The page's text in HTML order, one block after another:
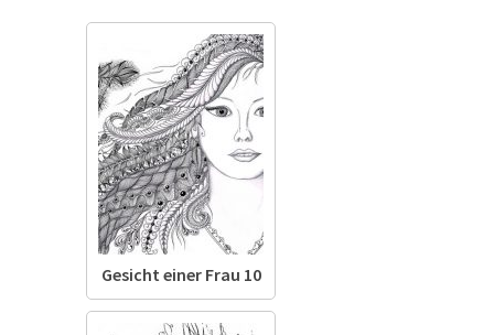
Gesicht einer Frau 10